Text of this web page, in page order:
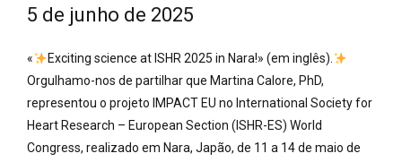
5 de junho de 2025
«
Exciting science at ISHR 2025 in Nara!» (em inglês).
Orgulhamo-nos de partilhar que Martina Calore, PhD,
representou o projeto IMPACT EU no International Society for
Heart Research – European Section (ISHR-ES) World
Congress, realizado em Nara, Japão, de 11 a 14 de maio de